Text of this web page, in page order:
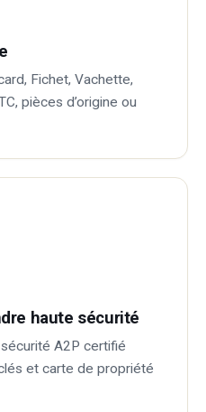
Fichet, Vachette,
pièces d’origine ou
haute sécurité
A2P certifié
et carte de propriété